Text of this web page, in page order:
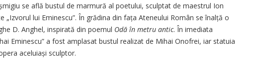
se află bustul de marmură al poetului, sculptat de maestrul Ion
„Izvorul lui Eminescu”. În grădina din fața Ateneului Român se înalță o
D. Anghel, inspirată din poemul Odă în metru antic. În imediata
Eminescu” a fost amplasat bustul realizat de Mihai Onofrei, iar statuia
aceluiași sculptor.